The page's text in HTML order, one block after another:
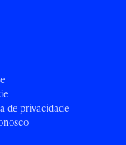
de privacidade